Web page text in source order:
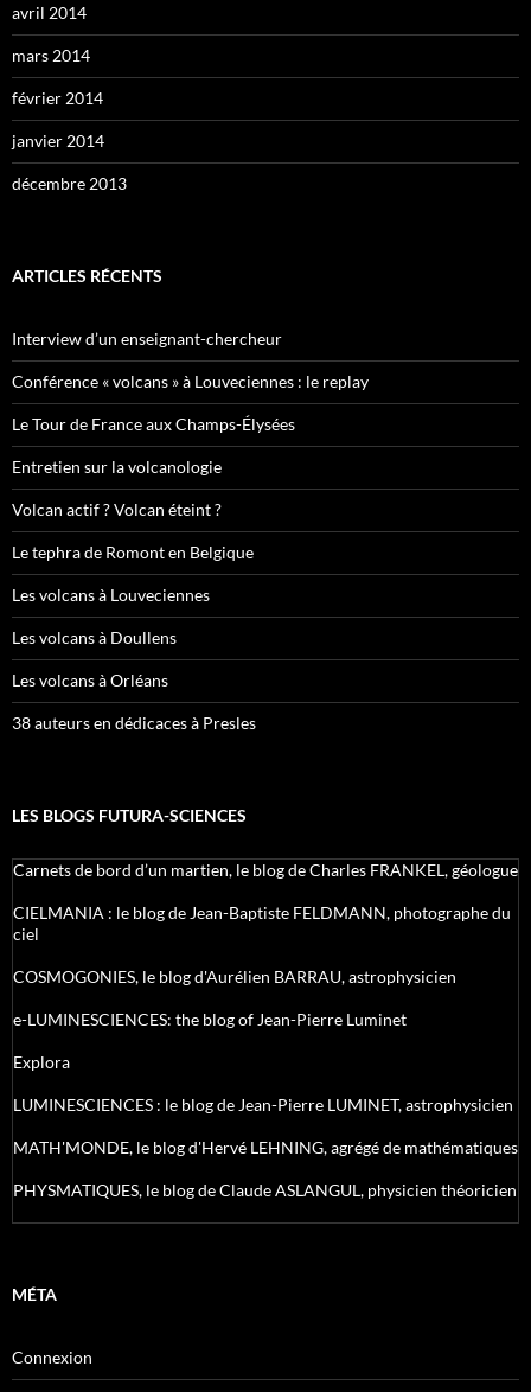
avril 2014
mars 2014
février 2014
janvier 2014
décembre 2013
ARTICLES RÉCENTS
Interview d’un enseignant-chercheur
Conférence « volcans » à Louveciennes : le replay
Le Tour de France aux Champs-Élysées
Entretien sur la volcanologie
Volcan actif ? Volcan éteint ?
Le tephra de Romont en Belgique
Les volcans à Louveciennes
Les volcans à Doullens
Les volcans à Orléans
38 auteurs en dédicaces à Presles
LES BLOGS FUTURA-SCIENCES
Carnets de bord d’un martien, le blog de Charles FRANKEL, géologue
CIELMANIA : le blog de Jean-Baptiste FELDMANN, photographe du
ciel
COSMOGONIES, le blog d'Aurélien BARRAU, astrophysicien
e-LUMINESCIENCES: the blog of Jean-Pierre Luminet
Explora
LUMINESCIENCES : le blog de Jean-Pierre LUMINET, astrophysicien
MATH'MONDE, le blog d'Hervé LEHNING, agrégé de mathématiques
PHYSMATIQUES, le blog de Claude ASLANGUL, physicien théoricien
MÉTA
Connexion